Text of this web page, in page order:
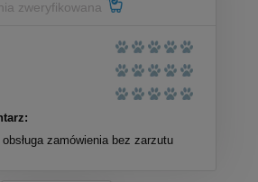
zweryfikowana
zamówienia bez zarzutu